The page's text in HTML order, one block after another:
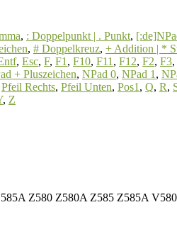
, : Doppelpunkt | . Punkt,
, # Doppelkreuz, + Addition | *
, Esc, F, F1 , F10, F11 , F12, F2, F3,
+ Pluszeichen, NPad 0, NPad 1 ,
Pfeil Rechts, Pfeil Unten, Pos1 , Q, R,
, Z
Z580 Z580A Z585 Z585A